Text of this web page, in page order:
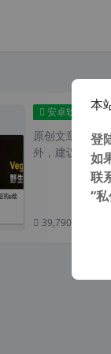
安卓软件 酷
原创文章，转
外，建议避开
39,790 次浏览
本
登
如
联
“